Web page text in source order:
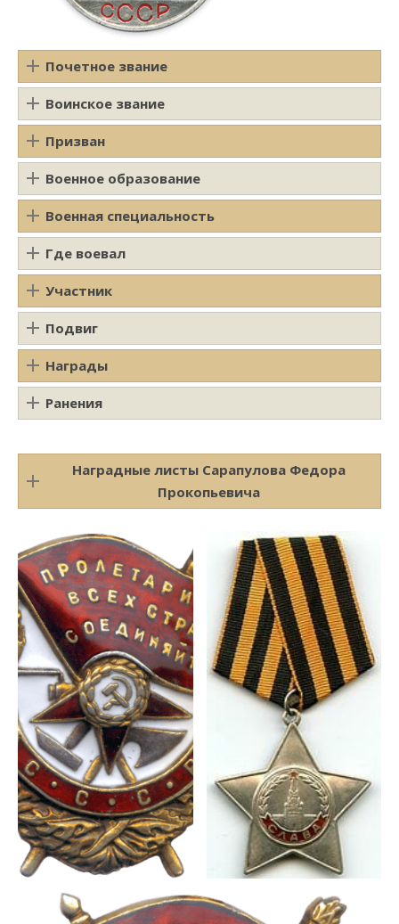
Почетное звание
Воинское звание
Призван
Военное образование
Военная специальность
Где воевал
Участник
Подвиг
Награды
Ранения
Наградные листы Сарапулова Федора
Прокопьевича